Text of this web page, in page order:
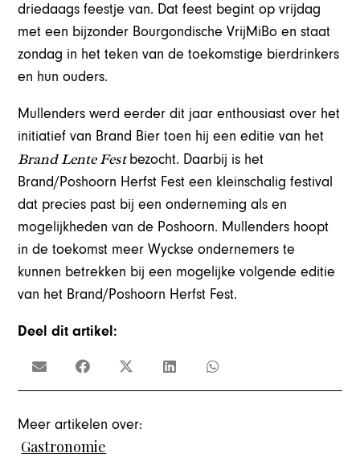
driedaags feestje van. Dat feest begint op vrijdag
met een bijzonder Bourgondische VrijMiBo en staat
zondag in het teken van de toekomstige bierdrinkers
en hun ouders.
Mullenders werd eerder dit jaar enthousiast over het
initiatief van Brand Bier toen hij een editie van het
Brand Lente Festbezocht. Daarbij is het
Brand/Poshoorn Herfst Fest een kleinschalig festival
dat precies past bij een onderneming als en
mogelijkheden van de Poshoorn. Mullenders hoopt
in de toekomst meer Wyckse ondernemers te
kunnen betrekken bij een mogelijke volgende editie
van het Brand/Poshoorn Herfst Fest.
Deel dit artikel:
Meer artikelen over:
Gastronomie